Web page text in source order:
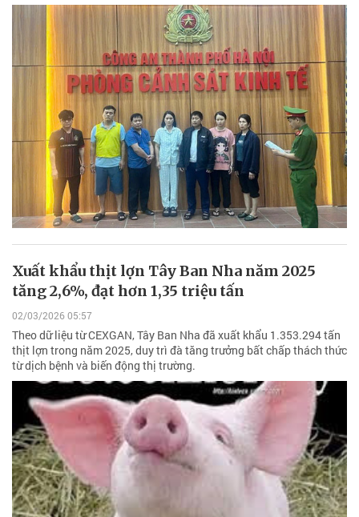
Xuất khẩu thịt lợn Tây Ban Nha năm 2025
tăng 2,6%, đạt hơn 1,35 triệu tấn
02/03/2026 05:57
Theo dữ liệu từ CEXGAN, Tây Ban Nha đã xuất khẩu 1.353.294 tấn
thịt lợn trong năm 2025, duy trì đà tăng trưởng bất chấp thách thức
từ dịch bệnh và biến động thị trường.